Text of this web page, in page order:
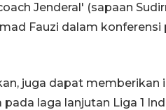
Jenderal' (sapaan
Fauzi dalam
juga dapat
laga lanjutan Liga 1